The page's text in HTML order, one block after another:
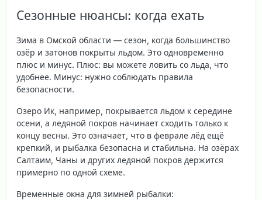
Сезонные нюансы: когда ехать
Зима в Омской области — сезон, когда большинство
озёр и затонов покрыты льдом. Это одновременно
плюс и минус. Плюс: вы можете ловить со льда, что
удобнее. Минус: нужно соблюдать правила
безопасности.
Озеро Ик, например, покрывается льдом к середине
осени, а ледяной покров начинает сходить только к
концу весны. Это означает, что в феврале лёд ещё
крепкий, и рыбалка безопасна и стабильна. На озёрах
Салтаим, Чаны и других ледяной покров держится
примерно по одной схеме.
Временные окна для зимней рыбалки: